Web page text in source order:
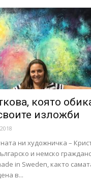
която
изложби
ни художничка –
и немско
in Sweden, както
в...